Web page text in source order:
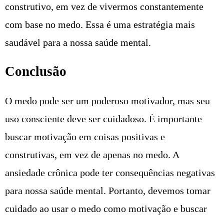
construtivo, em vez de vivermos constantemente
com base no medo. Essa é uma estratégia mais
saudável para a nossa saúde mental.
Conclusão
O medo pode ser um poderoso motivador, mas seu
uso consciente deve ser cuidadoso. É importante
buscar motivação em coisas positivas e
construtivas, em vez de apenas no medo. A
ansiedade crônica pode ter consequências negativas
para nossa saúde mental. Portanto, devemos tomar
cuidado ao usar o medo como motivação e buscar